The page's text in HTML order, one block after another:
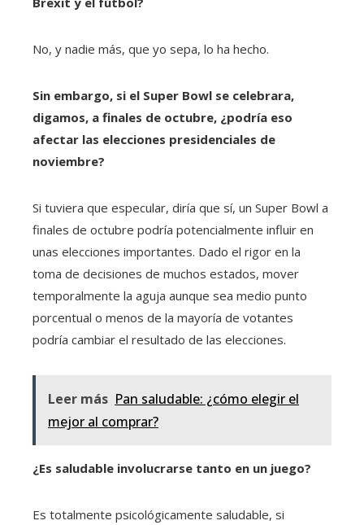
No, y nadie más, que yo sepa, lo ha hecho.
Sin embargo, si el Super Bowl se celebrara,
digamos, a finales de octubre, ¿podría eso
afectar las elecciones presidenciales de
noviembre?
Si tuviera que especular, diría que sí, un Super Bowl a
finales de octubre podría potencialmente influir en
unas elecciones importantes. Dado el rigor en la
toma de decisiones de muchos estados, mover
temporalmente la aguja aunque sea medio punto
porcentual o menos de la mayoría de votantes
podría cambiar el resultado de las elecciones.
Leer más Pan saludable: ¿cómo elegir el
mejor al comprar?
¿Es saludable involucrarse tanto en un juego?
Es totalmente psicológicamente saludable, si